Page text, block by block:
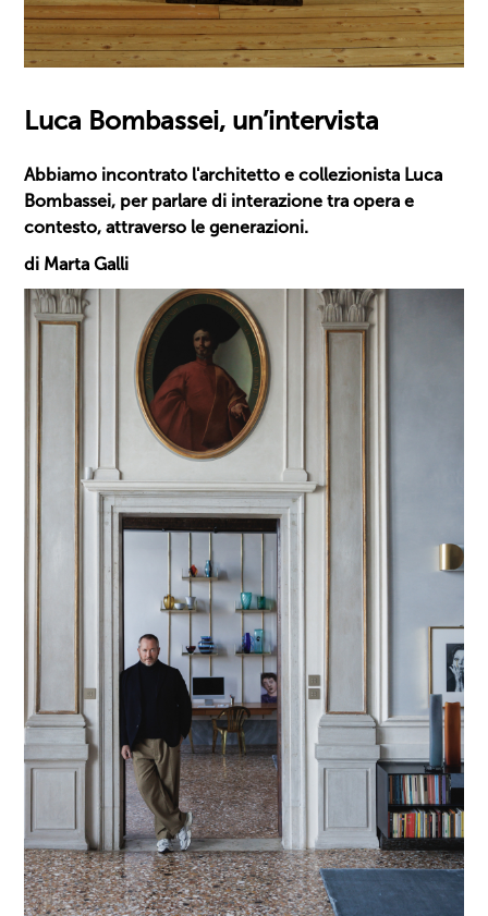
Luca Bombassei, un’intervista
Abbiamo incontrato l'architetto e collezionista Luca
Bombassei, per parlare di interazione tra opera e
contesto, attraverso le generazioni.
di Marta Galli